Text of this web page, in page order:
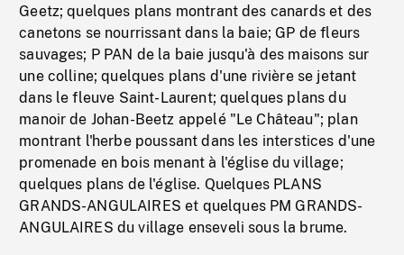
Geetz; quelques plans montrant des canards et des
canetons se nourrissant dans la baie; GP de fleurs
sauvages; P PAN de la baie jusqu'à des maisons sur
une colline; quelques plans d'une rivière se jetant
dans le fleuve Saint-Laurent; quelques plans du
manoir de Johan-Beetz appelé "Le Château"; plan
montrant l'herbe poussant dans les interstices d'une
promenade en bois menant à l'église du village;
quelques plans de l'église. Quelques PLANS
GRANDS-ANGULAIRES et quelques PM GRANDS-
ANGULAIRES du village enseveli sous la brume.